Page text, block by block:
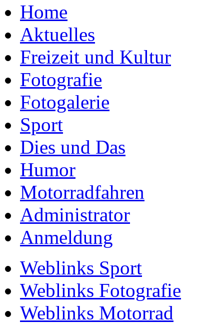
Home
Aktuelles
Freizeit und Kultur
Fotografie
Fotogalerie
Sport
Dies und Das
Humor
Motorradfahren
Administrator
Anmeldung
Weblinks Sport
Weblinks Fotografie
Weblinks Motorrad